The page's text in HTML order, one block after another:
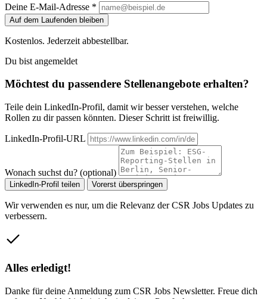
Deine E-Mail-Adresse *
Auf dem Laufenden bleiben
Kostenlos. Jederzeit abbestellbar.
Du bist angemeldet
Möchtest du passendere Stellenangebote erhalten?
Teile dein LinkedIn-Profil, damit wir besser verstehen, welche
Rollen zu dir passen könnten. Dieser Schritt ist freiwillig.
LinkedIn-Profil-URL
Wonach suchst du? (optional)
LinkedIn-Profil teilen Vorerst überspringen
Wir verwenden es nur, um die Relevanz der CSR Jobs Updates zu
verbessern.
Alles erledigt!
Danke für deine Anmeldung zum CSR Jobs Newsletter. Freue dich